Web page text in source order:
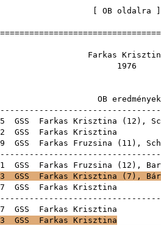
OB oldalra
5 GSS Farkas Krisztina ( 12 ),
GSS
9 GSS Farkas Fruzsina ( 11 ),
GSS Farkas Fruzsina ( 12 ),
3 GSS Farkas Krisztina ( 7 ),
GSS
GSS
3 GSS Farkas Krisztina